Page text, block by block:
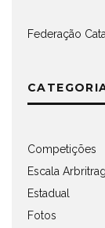
Federação
Competições
Escala
Estadual
Fotos